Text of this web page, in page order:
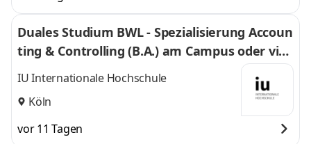
Duales Studium BWL - Spezialisierung Accoun
ting & Controlling (B.A.) am Campus oder virt
uell
IU Internationale Hochschule
Köln
vor 11 Tagen